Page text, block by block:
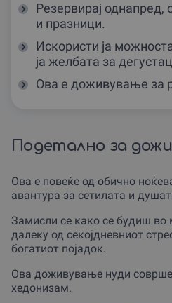
Резервирај однапред,
и празници.
Искористи ја
ја желбата за
Ова е доживување за
Подетално за
Ова е повеќе од обично
авантура за сетилата и
Замисли се како се будиш
далеку од секојдневниот
богатиот појадок.
Ова доживување нуди
хедонизам.